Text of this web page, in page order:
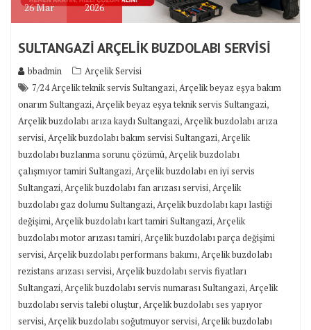
26Mar 2026
SULTANGAZİ ARÇELİK BUZDOLABI SERVİSİ
bbadmin
Arçelik Servisi
7/24 Arçelik teknik servis Sultangazi,Arçelik beyaz eşya bakım
onarım Sultangazi,Arçelik beyaz eşya teknik servis Sultangazi,
Arçelik buzdolabı arıza kaydı Sultangazi,Arçelik buzdolabı arıza
servisi,Arçelik buzdolabı bakım servisi Sultangazi,Arçelik
buzdolabı buzlanma sorunu çözümü,Arçelik buzdolabı
çalışmıyor tamiri Sultangazi,Arçelik buzdolabı en iyi servis
Sultangazi,Arçelik buzdolabı fan arızası servisi,Arçelik
buzdolabı gaz dolumu Sultangazi,Arçelik buzdolabı kapı lastiği
değişimi,Arçelik buzdolabı kart tamiri Sultangazi,Arçelik
buzdolabı motor arızası tamiri,Arçelik buzdolabı parça değişimi
servisi,Arçelik buzdolabı performans bakımı,Arçelik buzdolabı
rezistans arızası servisi,Arçelik buzdolabı servis fiyatları
Sultangazi,Arçelik buzdolabı servis numarası Sultangazi,Arçelik
buzdolabı servis talebi oluştur,Arçelik buzdolabı ses yapıyor
servisi,Arçelik buzdolabı soğutmuyor servisi,Arçelik buzdolabı